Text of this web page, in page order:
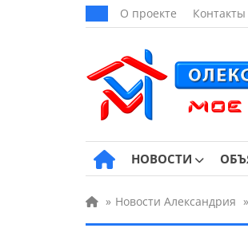
О проекте Контакты
НОВОСТИ
» Новости Александрия »